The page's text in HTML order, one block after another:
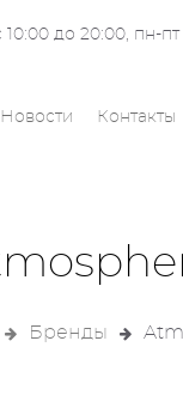
10:00 до 20:00, пн-пт
Новости Контакты
Бренды